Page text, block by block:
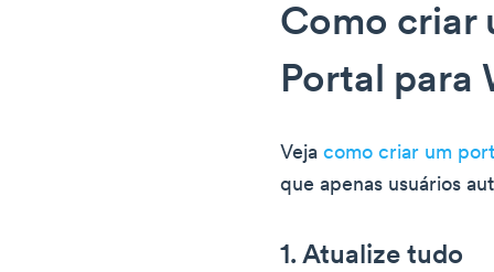
Como criar
Portal para
Vejacomo criar um
que apenas usuários
1. Atualize tudo